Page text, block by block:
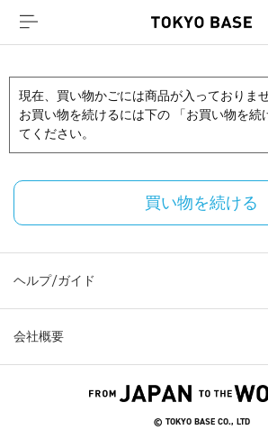
現在、買い物かごには商品が入っておりませ
お買い物を続けるには下の 「お買い物を続
てください。
買い物を続ける
ヘルプ/ガイド
会社概要
© TOKYO BASE CO., LTD